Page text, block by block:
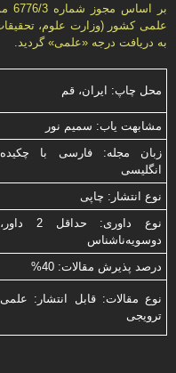
به دریافت درجه «علمى» گردید.
محل چاپ: ایران، قم
مشابهت ياب: سميم نور
زبان مجله: فارسی با چكیده
انگلیسی
نوع انتشار: چاپی
نوع داوری: حداقل 2 داور،
دوسویه‌ناشناس
درصد پذیرش مقالات: 40%
نوع مقالات: قابل انتشار: علمی
ترویجی